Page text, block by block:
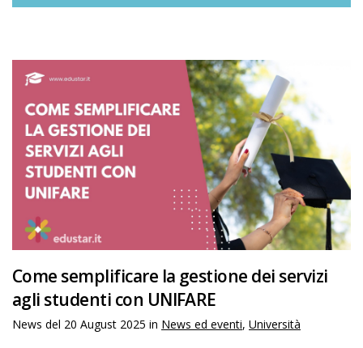
Come semplificare la gestione dei servizi
agli studenti con UNIFARE
News del 20 August 2025 in News ed eventi, Università